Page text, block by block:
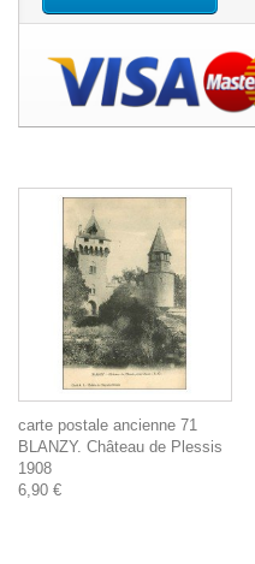
carte postale ancienne 71
BLANZY. Château de Plessis
1908
6,90 €